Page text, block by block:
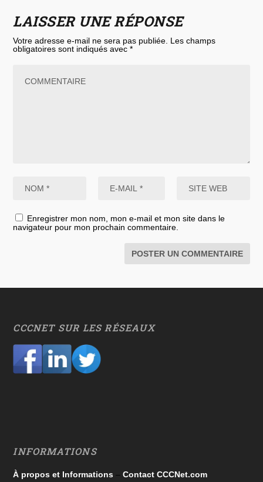
LAISSER UNE RÉPONSE
Votre adresse e-mail ne sera pas publiée. Les champs
obligatoires sont indiqués avec*
Enregistrer mon nom, mon e-mail et mon site dans le
navigateur pour mon prochain commentaire.
CCCNET SUR LES RÉSEAUX
INFORMATIONS
À propos et Informations –Contact CCCNet.com